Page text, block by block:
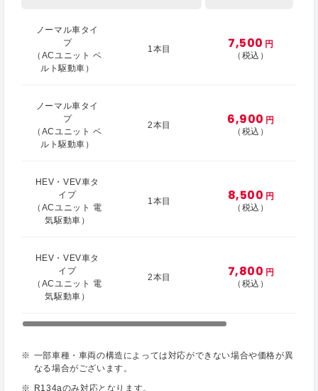
ノーマル車タイ
プ
（ACユニット ベ
ルト駆動車）
1本目 7,500 円
（税込）
ノーマル車タイ
プ
（ACユニット ベ
ルト駆動車）
2本目 6,900 円
（税込）
HEV・VEV車タ
イプ
（ACユニット 電
気駆動車）
1本目 8,500 円
（税込）
HEV・VEV車タ
イプ
（ACユニット 電
気駆動車）
2本目 7,800 円
（税込）
一部車種・車両の構造によっては対応ができない場合や価格が異
なる場合がございます。
R134aのみ対応となります。